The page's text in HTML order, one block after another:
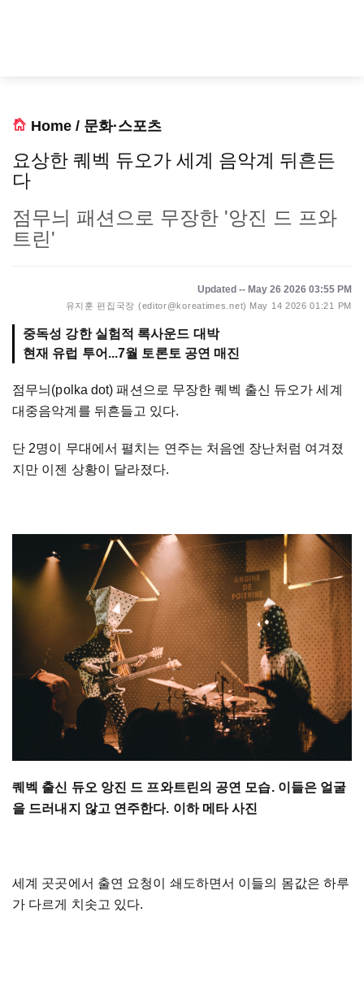
Home / 문화·스포츠
요상한 퀘벡 듀오가 세계 음악계 뒤흔든
다
점무늬 패션으로 무장한 '앙진 드 프와
트린'
Updated -- May 26 2026 03:55 PM
유지훈 편집국장 (editor@koreatimes.net) May 14 2026 01:21 PM
중독성 강한 실험적 록사운드 대박
현재 유럽 투어...7월 토론토 공연 매진
점무늬(polka dot) 패션으로 무장한 퀘벡 출신 듀오가 세계
대중음악계를 뒤흔들고 있다.
단 2명이 무대에서 펼치는 연주는 처음엔 장난처럼 여겨졌
지만 이젠 상황이 달라졌다.
퀘벡 출신 듀오 앙진 드 프와트린의 공연 모습. 이들은 얼굴
을 드러내지 않고 연주한다. 이하 메타 사진
세계 곳곳에서 출연 요청이 쇄도하면서 이들의 몸값은 하루
가 다르게 치솟고 있다.